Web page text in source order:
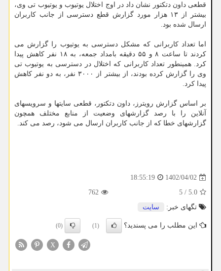
قطعی داون دتکتور نشان داد در اوج اختلال یوتیوب و یوتیوب تی وی،
بیشتر از ۱۳ هزار مورد گزارش قطع دسترسی از جانب کاربران
ارسال شده بود.
اما تعداد کاربرانی که مشکل دسترسی به یوتیوب را گزارش می
کردند تا ساعت ۸ و ۵۵ دقیقه بامداد جمعه، به ۱۸ نفر کاهش پیدا
کرد. همینطور تعداد کاربرانی که اختلال در دسترسی به یوتیوب تی
وی را گزارش کرده بودند، از بیشتر از ۳۰۰۰ نفر، به دو نفر کاهش
پیدا کرد.
بر اساس گزارش رویترز، داون دتکتور، قطعی سایتها و سرویسهای
آنلاین را با رصد گزارشهای وضعیت از منابع مختلف همچون
گزارشهای خطا که از جانب کاربران ارسال می شود، رصد می کند.
1402/04/02
18:55:19
5.0
/
5
762
تگهای خبر:
سایت
این مطلب را می پسندید؟ (1)
(0)
X